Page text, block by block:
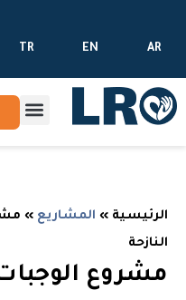
AR
EN
TR
الرئيسية » المشاريع »
النازحة
مشروع